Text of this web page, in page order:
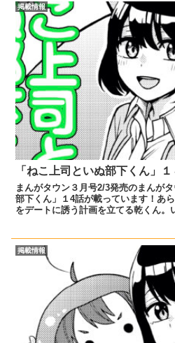
掲載情報
「ねこ上司といぬ部下くん」
まんがタウン３月号2/3発売のまんが
部下くん」１4話が載っています！あ
をデートに誘う計画を立てる乾くん。
掲載情報